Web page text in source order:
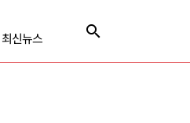
최신뉴스